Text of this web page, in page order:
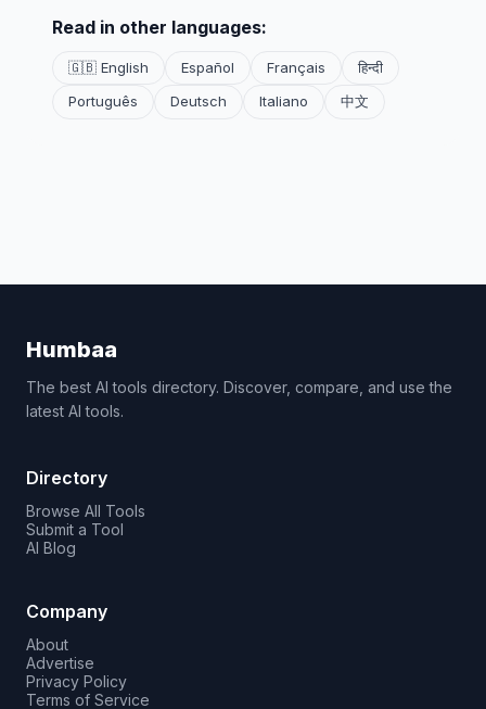
Read in other languages:
🇬🇧 English Español Français
हिन्दी
Português
Deutsch Italiano 中文
Humbaa
The best AI tools directory. Discover, compare, and use the
latest AI tools.
Directory
Browse All Tools
Submit a Tool
AI Blog
Company
About
Advertise
Privacy Policy
Terms of Service